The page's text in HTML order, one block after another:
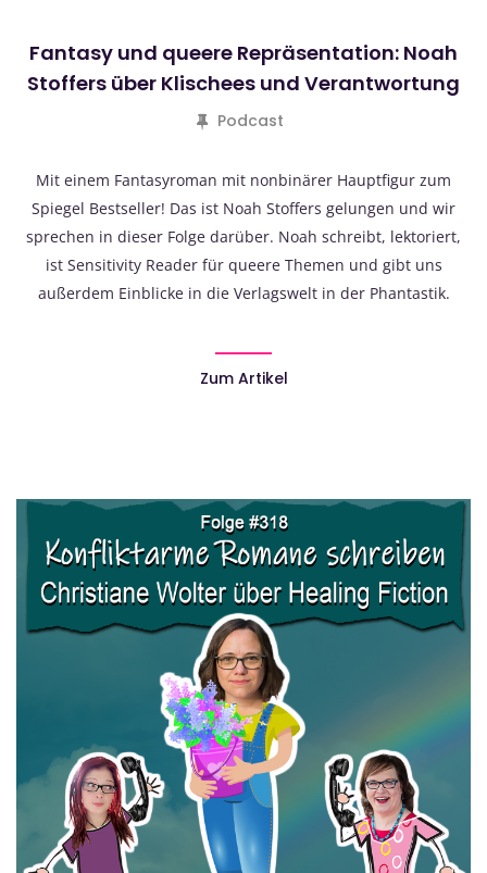
Fantasy und queere Repräsentation: Noah
Stoffers über Klischees und Verantwortung
Podcast
Mit einem Fantasyroman mit nonbinärer Hauptfigur zum
Spiegel Bestseller! Das ist Noah Stoffers gelungen und wir
sprechen in dieser Folge darüber. Noah schreibt, lektoriert,
ist Sensitivity Reader für queere Themen und gibt uns
außerdem Einblicke in die Verlagswelt in der Phantastik.
Zum Artikel